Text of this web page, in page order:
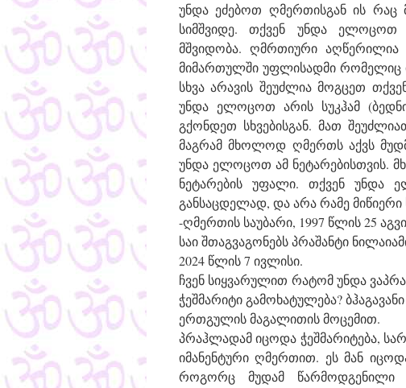
უნდა ეძებოთ ღმერთისგან ის
სიმშვიდე. თქვენ უნდა
მშვიდობა. ღმრთიური
მიმართულში უფლისადმი რომელიც
სხვა არავის შეუძლია მოგცეთ
უნდა ელოცოთ არის სუკჰამ
გქონდეთ სხვებისგან. მათ
მაგრამ მხოლოდ ღმერთს აქვს
უნდა ელოცოთ ამ ნეტარებისთვის.
ნეტარების უფალი. თქვენ უნდა
განსაცდელად, და არა რამე მიწიერი
-ღმერთის საუბარი, 1997 წლის 25
საი შთაგვაგონებს პრაშანტი
2024 წლის 7 ივლისი.
ჩვენ სიყვარულით რატომ უნდა
ჭეშმარიტი გამოხატულება?
ერთგულის მაგალითის მოცემით.
პრაჰლადამ იცოდა ჭეშმარიტება,
იმანენტური ღმერთით. ეს მან
როგორც მუდამ